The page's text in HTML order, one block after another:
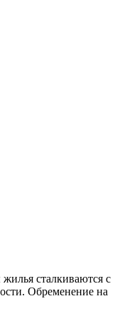
сталкиваются с
Обременение на